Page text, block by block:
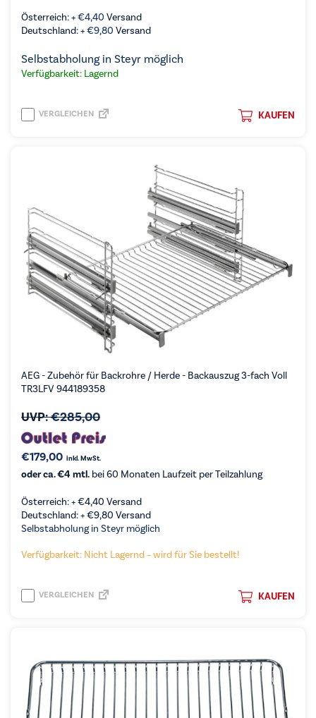
Österreich: +€4,40 Versand
Deutschland: +€9,80 Versand
Selbstabholung in Steyr möglich
Verfügbarkeit: Lagernd
KAUFEN
VERGLEICHEN
AEG - Zubehör für Backrohre / Herde - Backauszug 3-fach Voll
TR3LFV 944189358
UVP:€285,00
€179,00 inkl. MwSt.
oder ca. €4 mtl. bei 60 Monaten Laufzeit per Teilzahlung
Österreich: +€4,40 Versand
Deutschland: +€9,80 Versand
Selbstabholung in Steyr möglich
Verfügbarkeit: Nicht Lagernd – wird für Sie bestellt!
KAUFEN
VERGLEICHEN